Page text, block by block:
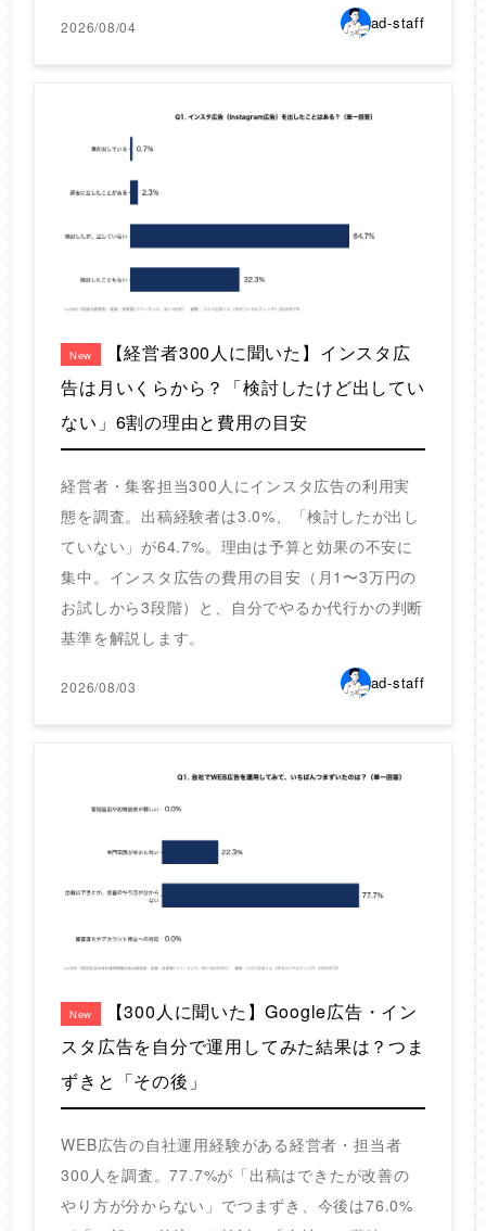
2026/08/04 ad-staff
New
【経営者300人に聞いた】インスタ広
告は月いくらから？「検討したけど出してい
ない」6割の理由と費用の目安
経営者・集客担当300人にインスタ広告の利用実
態を調査。出稿経験者は3.0%、「検討したが出し
ていない」が64.7%。理由は予算と効果の不安に
集中。インスタ広告の費用の目安（月1〜3万円の
お試しから3段階）と、自分でやるか代行かの判断
基準を解説します。
2026/08/03 ad-staff
New
【300人に聞いた】Google広告・イン
スタ広告を自分で運用してみた結果は？つま
ずきと「その後」
WEB広告の自社運用経験がある経営者・担当者
300人を調査。77.7%が「出稿はできたが改善の
やり方が分からない」でつまずき、今後は76.0%